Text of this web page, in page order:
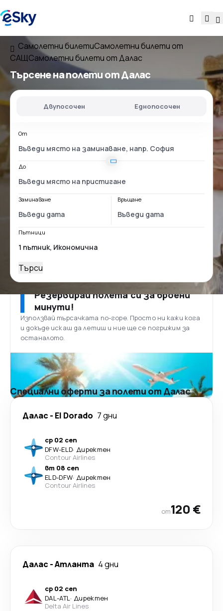
Самолетни билетиСамолетни билети от
САЩСамолетни билети от Далас
Търсене на полетиот Далас
Двупосочен Еднопосочен
От
До
Заминаване Връщане
Пътници
Търси
Резервирай полета си за броени
минути!
Използвай търсачката по-горе. Просто ни кажи кога
и докъде искаш да летиш и ние ще се погрижим за
останалото.
Специални оферти за полети от Далас
Далас - El Dorado 7 дни
ср 02 сеп
DFW-ELD· Директен
Contour Airlines
вт 08 сеп
ELD-DFW· Директен
Contour Airlines
от120 €
Далас -Атланта 4 дни
ср 02 сеп
DAL-ATL· Директен
Delta Air Lines